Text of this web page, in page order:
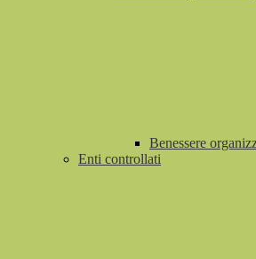
Benessere
Enti controllati